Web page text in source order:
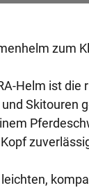
zum
Helm ist
Skitouren